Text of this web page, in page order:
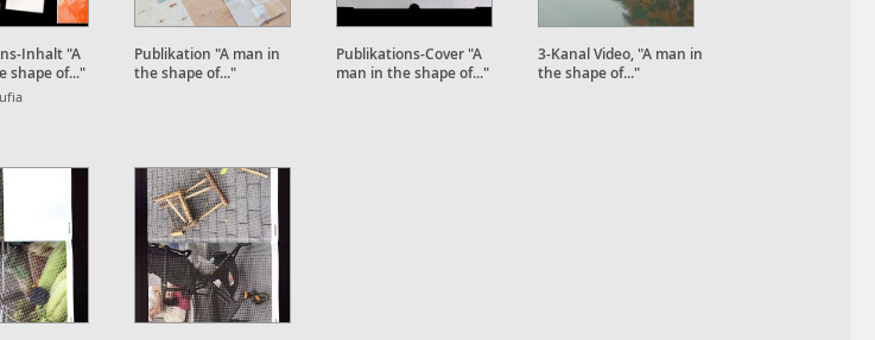
Inhalt "A
shape of..."
Publikation "A man in
the shape of..."
Publikations-Cover "A
man in the shape of..."
3-Kanal Video, "A man in
the shape of..."